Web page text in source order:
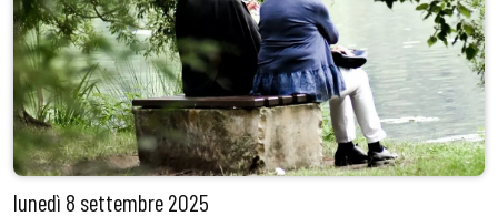
lunedì 8 settembre 2025